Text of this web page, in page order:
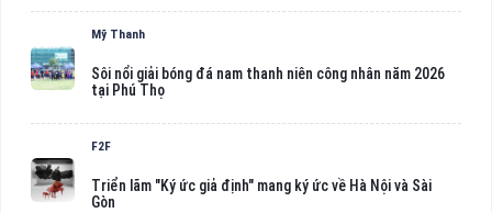
Mỹ Thanh
Sôi nổi giải bóng đá nam thanh niên công nhân năm 2026
tại Phú Thọ
F2F
Triển lãm "Ký ức giả định" mang ký ức về Hà Nội và Sài
Gòn